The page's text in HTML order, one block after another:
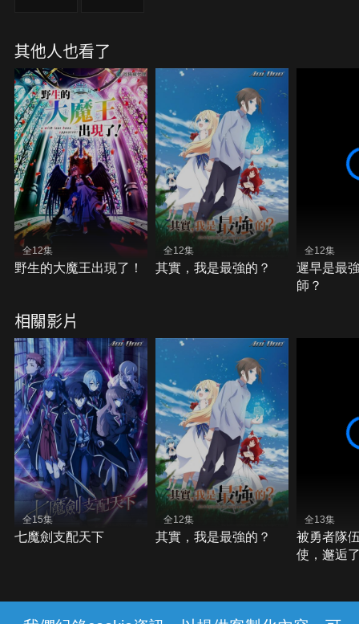
其他人也看了
全12集
野生的大魔王出現了！
全12集
其實，我是最強的？
全12集
遲早是最
師？
相關影片
全15集
七魔劍支配天下
全12集
其實，我是最強的？
全13集
被勇者隊
使，邂逅